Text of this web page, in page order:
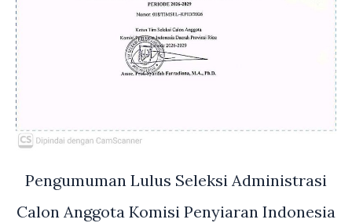
Pengumuman Lulus Seleksi Administrasi
Calon Anggota Komisi Penyiaran Indonesia